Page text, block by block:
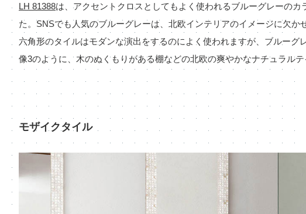
LH 81388は、アクセントクロスとしてもよく使われるブルーグレーの
た。SNSでも人気のブルーグレーは、北欧インテリアのイメージに欠か
六角形のタイルはモダンな演出をするのによく使われますが、ブルー
像3のように、木のぬくもりがある棚などの北欧の爽やかなナチュラル
モザイクタイル